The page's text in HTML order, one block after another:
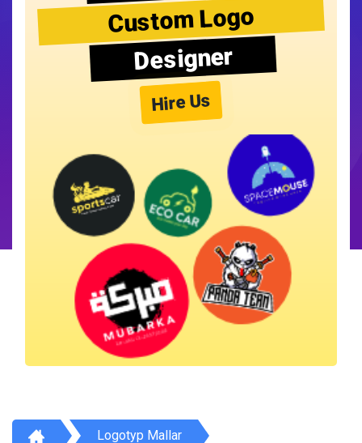
Custom Logo
Designer
Hire Us
Logotyp Mallar